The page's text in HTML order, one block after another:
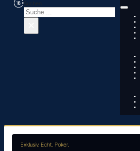
Exklusiv. Echt. Poker.